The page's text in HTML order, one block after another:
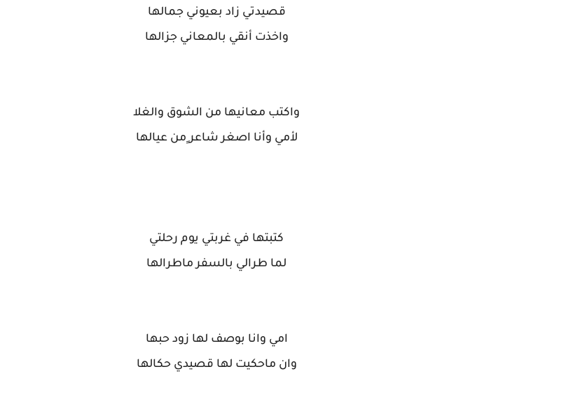
قصيدتي زاد بعيوني جمالها
واخذت أنقي بالمعاني جزالها
واكتب معانيها من الشوق والغلا
لأمي وأنا اصغر شاعر ٍمن عيالها
كتبتها في غربتي يوم رحلتي
لما طرالي بالسفر ماطرالها
امي وانا بوصف لها زود حبها
وان ماحكيت لها قصيدي حكالها